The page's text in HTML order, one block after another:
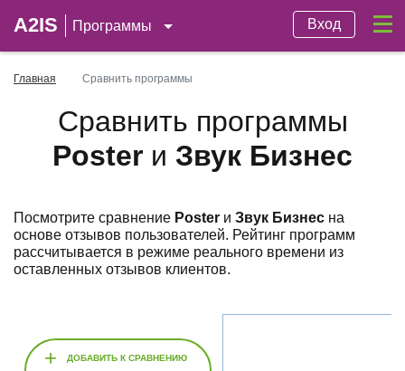
A2IS Программы Вход
Главная Сравнить программы
Сравнить программы
Poster и Звук Бизнес
Посмотрите сравнение Poster и Звук Бизнес на
основе отзывов пользователей. Рейтинг программ
рассчитывается в режиме реального времени из
оставленных отзывов клиентов.
+ ДОБАВИТЬ К СРАВНЕНИЮ